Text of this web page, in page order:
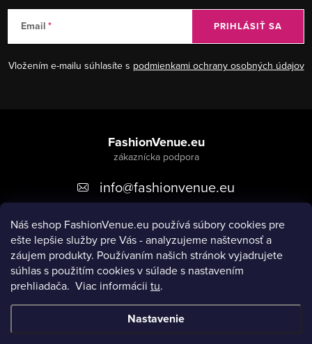
Náš eshop FashionVenue.eu používá súbory cookies pre
ešte lepšie služby pre Vás - analyzujeme naštevnosť a
záujem produkty. Používaním našich stránok vyjadrujete
súhlas s použitím cookies v súlade s nastavením
prehliadača. Viac informácii tu.
Nastavenie
Email
Vložením e-mailu súhlasíte s podmienkami ochrany osobných údajov
PRIHLÁSIŤ SA
t
Informácie pre vás
FashionVenue.eu
info@fashionvenue.eu